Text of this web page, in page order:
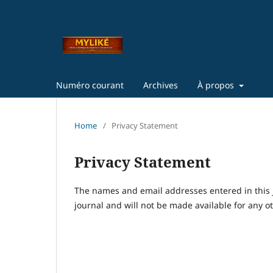
Numéro courant Archives À propos
Home / Privacy Statement
Privacy Statement
The names and email addresses entered in
journal and will not be made available for any